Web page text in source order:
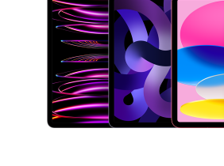
款
翻
新
iPad。